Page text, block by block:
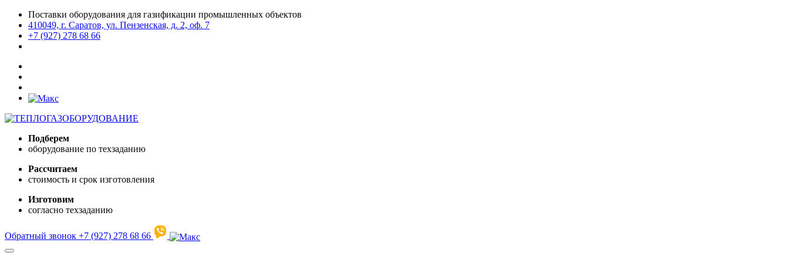
Поставки оборудования для газификации промышленных объектов
410049, г. Саратов, ул. Пензенская, д. 2, оф. 7
+7 (927) 278 68 66
Подберем
оборудование по техзаданию
Рассчитаем
стоимость и срок изготовления
Изготовим
согласно техзаданию
Обратный звонок +7 (927) 278 68 66